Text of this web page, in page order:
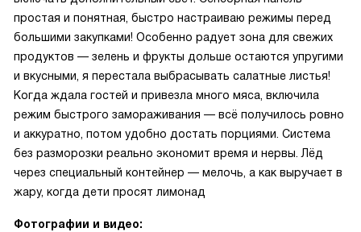
простая и понятная, быстро настраиваю режимы перед
большими закупками! Особенно радует зона для свежих
продуктов — зелень и фрукты дольше остаются упругими
и вкусными, я перестала выбрасывать салатные листья!
Когда ждала гостей и привезла много мяса, включила
режим быстрого замораживания — всё получилось ровно
и аккуратно, потом удобно достать порциями. Система
без разморозки реально экономит время и нервы. Лёд
через специальный контейнер — мелочь, а как выручает в
жару, когда дети просят лимонад
Фотографии и видео: